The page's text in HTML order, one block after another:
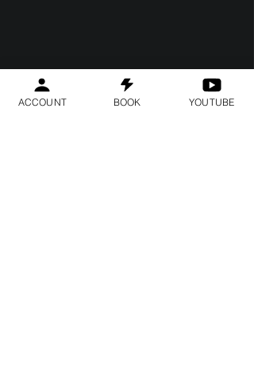
ACCOUNT BOOK YOUTUBE